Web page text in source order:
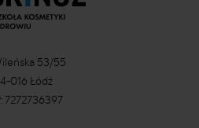
53/55
016 Łódź
7272736397